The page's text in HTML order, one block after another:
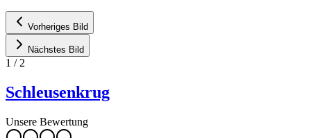
Vorheriges Bild
Nächstes Bild
1 / 2
Schleusenkrug
Unsere Bewertung